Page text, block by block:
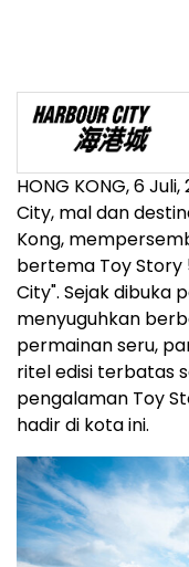
HONG KONG,6 Juli,
City, mal dan
Kong,
bertema Toy Story
City". Sejak dibuka
menyuguhkan
permainan seru,
ritel edisi terbatas
pengalaman Toy
hadir di kota ini.